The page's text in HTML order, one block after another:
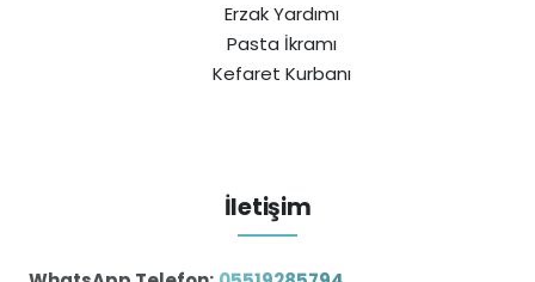
Erzak Yardımı
Pasta İkramı
Kefaret Kurbanı
İletişim